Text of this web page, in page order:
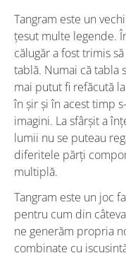
Tangram este un
țesut multe legende.
călugăr a fost trimis
tablă. Numai că tabla
mai putut fi refăcută
în șir și în acest timp
imagini. La sfârșit a
lumii nu se puteau
diferitele părți
multiplă.
Tangram este un joc
pentru cum din
ne generăm propria
combinate cu